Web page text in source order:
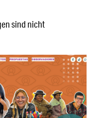
sind nicht